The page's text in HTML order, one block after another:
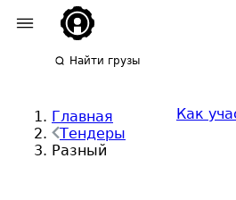
Найти грузы
Главная
Тендеры
Разный
Как